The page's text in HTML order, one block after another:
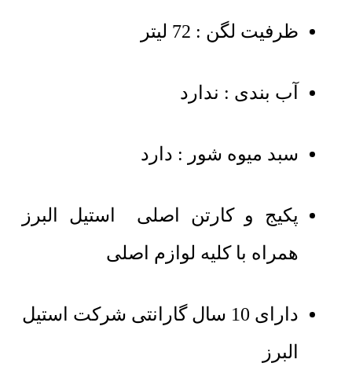
ظرفیت لگن : 72 لیتر
آب بندی : ندارد
سبد میوه شور : دارد
پکیج و کارتن اصلی استیل البرز
همراه با کلیه لوازم اصلی
دارای 10 سال گارانتی شرکت استیل
البرز